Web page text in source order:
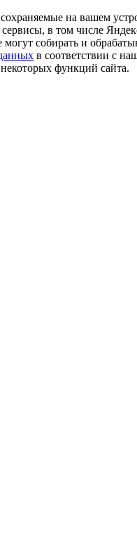
на вашем
в том числе
могут собирать и
в соответствии с
функций сайта.